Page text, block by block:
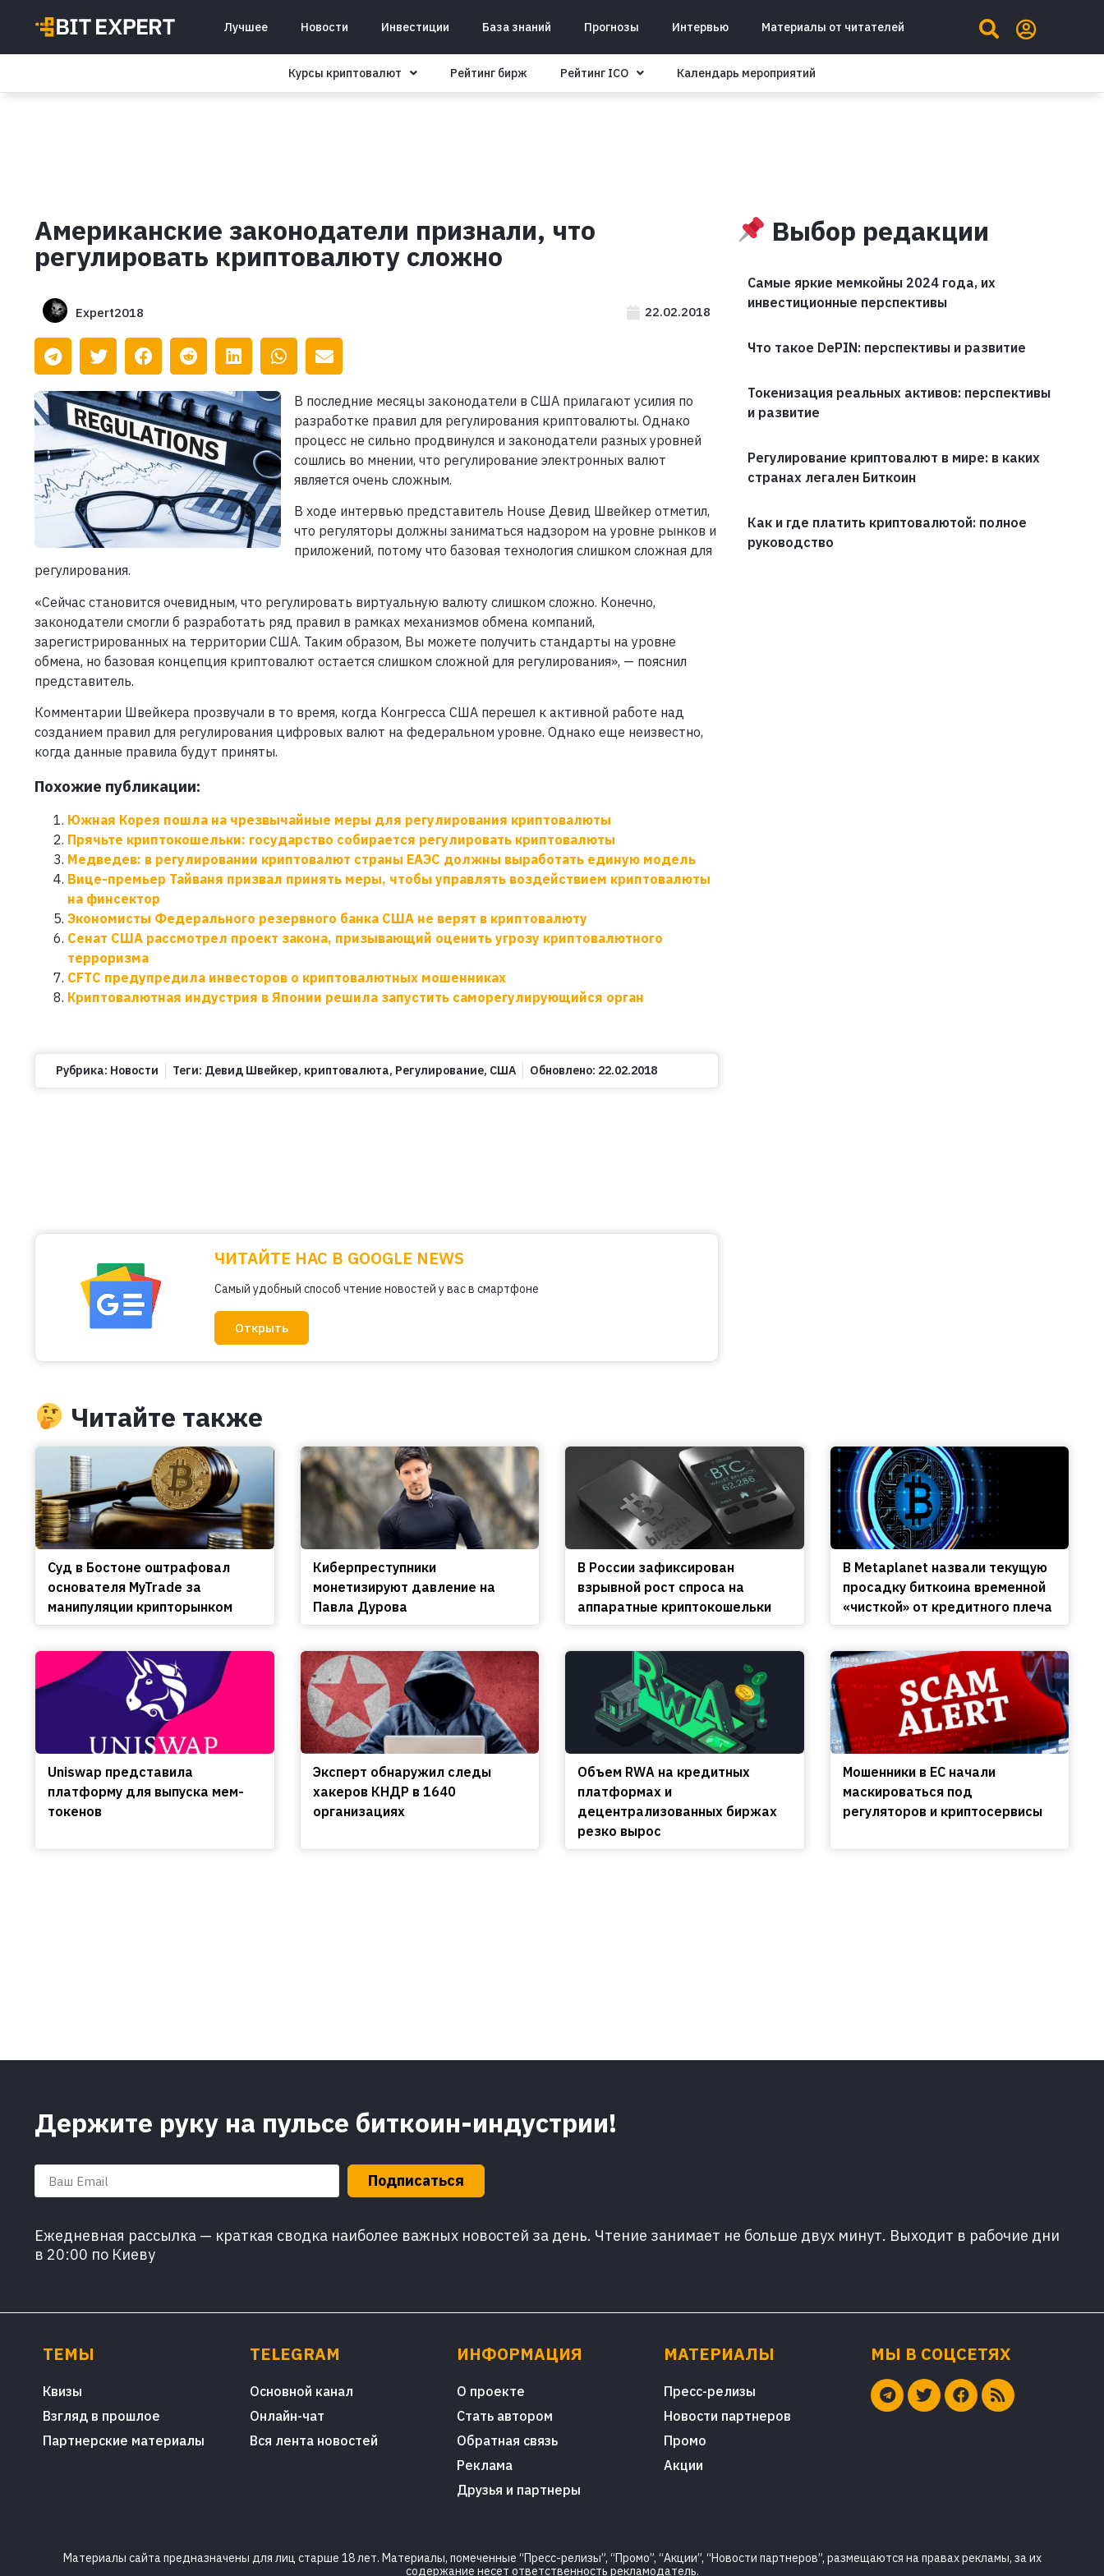
Лучшее Новости Инвестиции База знаний Прогнозы Интервью Материалы от читателей
Курсы криптовалют Рейтинг бирж Рейтинг ICO Календарь мероприятий
Американские законодатели признали, что
регулировать криптовалюту сложно
Expert2018 22.02.2018
В последние месяцы законодатели в США прилагают усилия по
разработке правил для регулирования криптовалюты. Однако
процесс не сильно продвинулся и законодатели разных уровней
сошлись во мнении, что регулирование электронных валют
является очень сложным.
В ходе интервью представитель House Девид Швейкер отметил,
что регуляторы должны заниматься надзором на уровне рынков и
приложений, потому что базовая технология слишком сложная для
регулирования.
«Сейчас становится очевидным, что регулировать виртуальную валюту слишком сложно. Конечно,
законодатели смогли б разработать ряд правил в рамках механизмов обмена компаний,
зарегистрированных на территории США. Таким образом, Вы можете получить стандарты на уровне
обмена, но базовая концепция криптовалют остается слишком сложной для регулирования», — пояснил
представитель.
Комментарии Швейкера прозвучали в то время, когда Конгресса США перешел к активной работе над
созданием правил для регулирования цифровых валют на федеральном уровне. Однако еще неизвестно,
когда данные правила будут приняты.
Похожие публикации:
Южная Корея пошла на чрезвычайные меры для регулирования криптовалюты
Прячьте криптокошельки: государство собирается регулировать криптовалюты
Медведев: в регулировании криптовалют страны ЕАЭС должны выработать единую модель
Вице-премьер Тайваня призвал принять меры, чтобы управлять воздействием криптовалюты
на финсектор
Экономисты Федерального резервного банка США не верят в криптовалюту
Сенат США рассмотрел проект закона, призывающий оценить угрозу криптовалютного
терроризма
CFTC предупредила инвесторов о криптовалютных мошенниках
Криптовалютная индустрия в Японии решила запустить саморегулирующийся орган
Рубрика: Новости Теги: Девид Швейкер, криптовалюта, Регулирование, США Обновлено: 22.02.2018
ЧИТАЙТЕ НАС В GOOGLE NEWS
Самый удобный способ чтение новостей у вас в смартфоне
Открыть
Выбор редакции
Самые яркие мемкойны 2024 года, их
инвестиционные перспективы
Что такое DePIN: перспективы и развитие
Токенизация реальных активов: перспективы
и развитие
Регулирование криптовалют в мире: в каких
странах легален Биткоин
Как и где платить криптовалютой: полное
руководство
Читайте также
Cуд в Бостоне оштрафовал
основателя MyTrade за
манипуляции крипторынком
Киберпреступники
монетизируют давление на
Павла Дурова
В России зафиксирован
взрывной рост спроса на
аппаратные криптокошельки
В Metaplanet назвали текущую
просадку биткоина временной
«чисткой» от кредитного плеча
Uniswap представила
платформу для выпуска мем-
токенов
Эксперт обнаружил следы
хакеров КНДР в 1640
организациях
Объем RWA на кредитных
платформах и
децентрализованных биржах
резко вырос
Мошенники в ЕС начали
маскироваться под
регуляторов и криптосервисы
Держите руку на пульсе биткоин-индустрии!
Подписаться
Ежедневная рассылка — краткая сводка наиболее важных новостей за день. Чтение занимает не больше двух минут. Выходит в рабочие дни
в 20:00 по Киеву
ТЕМЫ
Квизы
Взгляд в прошлое
Партнерские материалы
TELEGRAM
Основной канал
Онлайн-чат
Вся лента новостей
ИНФОРМАЦИЯ
О проекте
Стать автором
Обратная связь
Реклама
Друзья и партнеры
МАТЕРИАЛЫ
Пресс-релизы
Новости партнеров
Промо
Акции
МЫ В СОЦСЕТЯХ
Материалы сайта предназначены для лиц старше 18 лет. Материалы, помеченные “Пресс-релизы”, “Промо”, “Акции”, “Новости партнеров”, размещаются на правах рекламы, за их
содержание несет ответственность рекламодатель.